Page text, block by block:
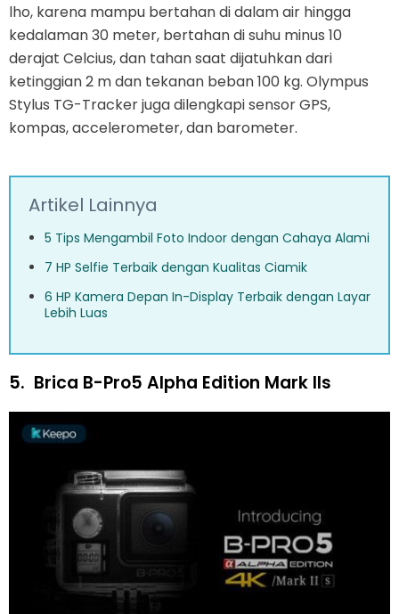
lho, karena mampu bertahan di dalam air hingga
kedalaman 30 meter, bertahan di suhu minus 10
derajat Celcius, dan tahan saat dijatuhkan dari
ketinggian 2 m dan tekanan beban 100 kg. Olympus
Stylus TG-Tracker juga dilengkapi sensor GPS,
kompas, accelerometer, dan barometer.
Artikel Lainnya
5 Tips Mengambil Foto Indoor dengan Cahaya Alami
7 HP Selfie Terbaik dengan Kualitas Ciamik
6 HP Kamera Depan In-Display Terbaik dengan Layar
Lebih Luas
5. Brica B-Pro5 Alpha Edition Mark IIs